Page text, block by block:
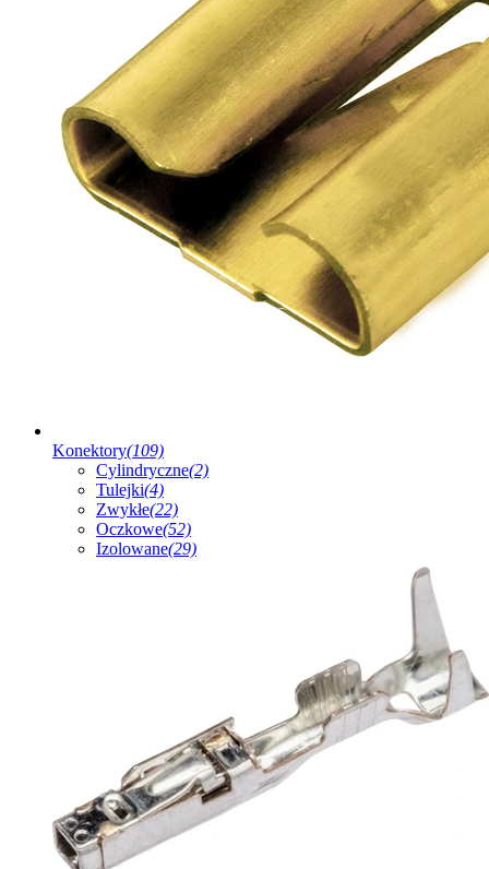
Konektory(109)
Cylindryczne(2)
Tulejki(4)
Zwykłe(22)
Oczkowe(52)
Izolowane(29)